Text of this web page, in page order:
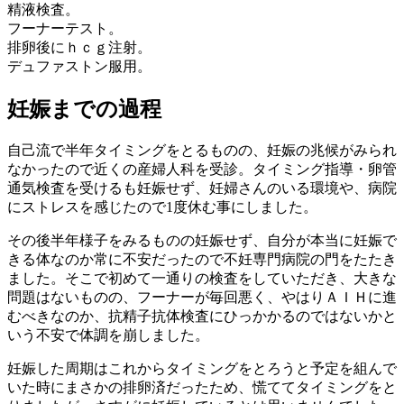
精液検査。
フーナーテスト。
排卵後にｈｃｇ注射。
デュファストン服用。
妊娠までの過程
自己流で半年タイミングをとるものの、妊娠の兆候がみられ
なかったので近くの産婦人科を受診。タイミング指導・卵管
通気検査を受けるも妊娠せず、妊婦さんのいる環境や、病院
にストレスを感じたので1度休む事にしました。
その後半年様子をみるものの妊娠せず、自分が本当に妊娠で
きる体なのか常に不安だったので不妊専門病院の門をたたき
ました。そこで初めて一通りの検査をしていただき、大きな
問題はないものの、フーナーが毎回悪く、やはりＡＩＨに進
むべきなのか、抗精子抗体検査にひっかかるのではないかと
いう不安で体調を崩しました。
妊娠した周期はこれからタイミングをとろうと予定を組んで
いた時にまさかの排卵済だったため、慌ててタイミングをと